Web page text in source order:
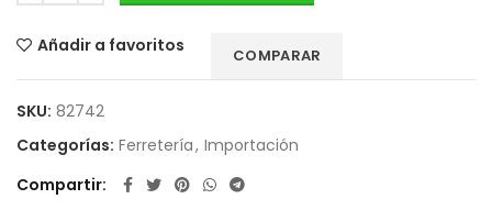
Añadir a favoritos COMPARAR
SKU: 82742
Categorías: Ferretería, Importación
Compartir